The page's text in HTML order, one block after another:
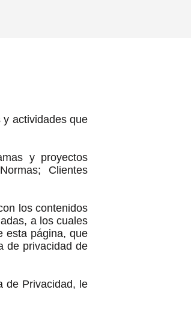
actividades que
y proyectos
Clientes
los contenidos
a los cuales
esta página, que
de privacidad de
de Privacidad, le